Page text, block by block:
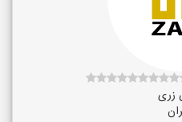
زری